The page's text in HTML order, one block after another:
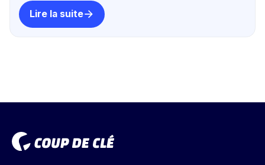
détartrage est rentable et écolo. +550 avis 5⭐,
intervention sous 24h.
Lire la suite